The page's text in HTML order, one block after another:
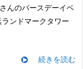
んのバースデーイベ
ンドマークタワー
続きを読む